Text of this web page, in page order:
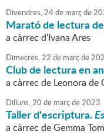
Divendres,24de marçde
Marató de lectura
a càrrec d'Ivana Ares
Dimecres,22 de marçde
Club de lectura en
a càrrec de Leonora de
Dilluns,20 de marçde2023
Taller d'escriptura.
a càrrec de Gemma